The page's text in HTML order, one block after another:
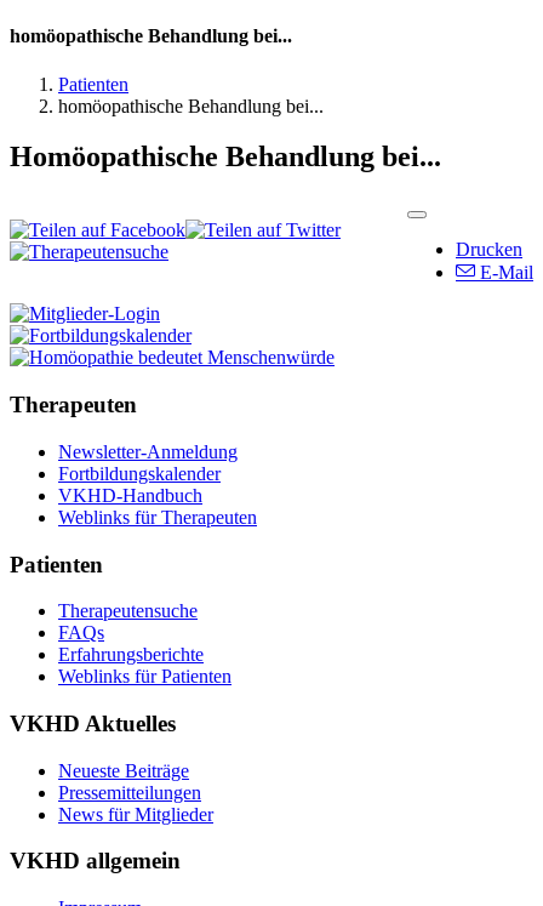
homöopathische Behandlung bei...
Patienten
homöopathische Behandlung bei...
Homöopathische Behandlung bei...
Drucken
E-Mail
Therapeuten
Newsletter-Anmeldung
Fortbildungskalender
VKHD-Handbuch
Weblinks für Therapeuten
Patienten
Therapeutensuche
FAQs
Erfahrungsberichte
Weblinks für Patienten
VKHD Aktuelles
Neueste Beiträge
Pressemitteilungen
News für Mitglieder
VKHD allgemein